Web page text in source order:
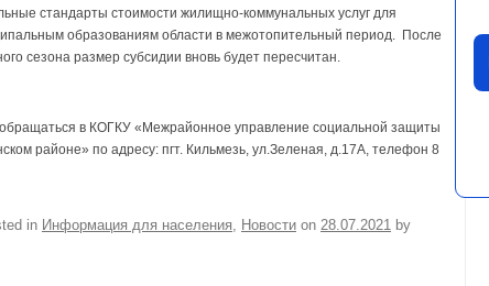
стандарты стоимости жилищно-коммунальных услуг для
образованиям области в межотопительный период. После
сезона размер субсидии вновь будет пересчитан.
в КОГКУ «Межрайонное управление социальной защиты
районе» по адресу: пгт. Кильмезь, ул.Зеленая, д.17А, телефон 8
in Информация для населения, Новости on 28.07.2021 by